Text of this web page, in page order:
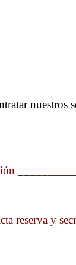
nuestros
reserva y